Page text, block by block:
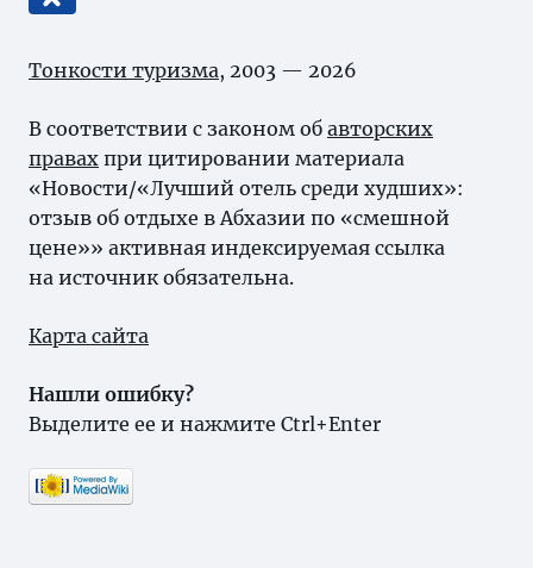
Тонкости туризма, 2003 — 2026
В соответствии с законом об авторских
правах при цитировании материала
«Новости/«Лучший отель среди худших»:
отзыв об отдыхе в Абхазии по «смешной
цене»» активная индексируемая ссылка
на источник обязательна.
Карта сайта
Нашли ошибку?
Выделите ее и нажмите Ctrl+Enter